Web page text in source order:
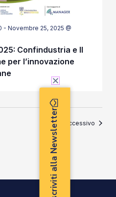
- Novembre 25, 2025 @
Confindustria e Il
per l’innovazione
Giorno successivo
Iscriviti alla Newsletter